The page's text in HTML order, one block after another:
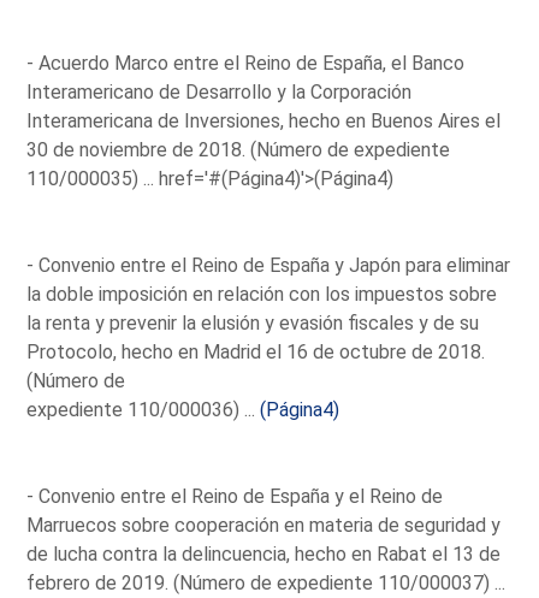
- Acuerdo Marco entre el Reino de España, el Banco
Interamericano de Desarrollo y la Corporación
Interamericana de Inversiones, hecho en Buenos Aires el
30 de noviembre de 2018. (Número de expediente
110/000035) ...href='#(Página4)'>(Página4)
- Convenio entre el Reino de España y Japón para eliminar
la doble imposición en relación con los impuestos sobre
la renta y prevenir la elusión y evasión fiscales y de su
Protocolo, hecho en Madrid el 16 de octubre de 2018.
(Número de
expediente 110/000036) ...(Página4)
- Convenio entre el Reino de España y el Reino de
Marruecos sobre cooperación en materia de seguridad y
de lucha contra la delincuencia, hecho en Rabat el 13 de
febrero de 2019. (Número de expediente 110/000037) ...